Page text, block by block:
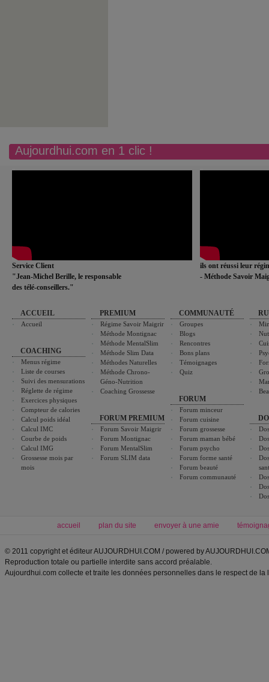
Aujourdhui.com en 1 clic !
Service Client
"Jean-Michel Berille, le responsable
des télé-conseillers."
ils ont réussi leur
- Méthode Savoir
ACCUEIL
Accueil
COACHING
Menus régime
Liste de courses
Suivi des mensurations
Réglette de régime
Exercices physiques
Compteur de calories
Calcul poids idéal
Calcul IMC
Courbe de poids
Calcul IMG
Grossesse mois par
mois
PREMIUM
Régime Savoir Maigrir
Méthode Montignac
Méthode MentalSlim
Méthode Slim Data
Méthodes Naturelles
Méthode Chrono-
Géno-Nutrition
Coaching Grossesse
FORUM PREMIUM
Forum Savoir Maigrir
Forum Montignac
Forum MentalSlim
Forum SLIM data
COMMUNAUTÉ
Groupes
Blogs
Rencontres
Bons plans
Témoignages
Quiz
FORUM
Forum minceur
Forum cuisine
Forum grossesse
Forum maman bébé
Forum psycho
Forum forme santé
Forum beauté
Forum communauté
accueil plan du site envoyer à une amie
© 2011 copyright et éditeur AUJOURDHUI.COM / powered by
Reproduction totale ou partielle interdite sans accord préalable.
Aujourdhui.com collecte et traite les données personnelles dans le respect de